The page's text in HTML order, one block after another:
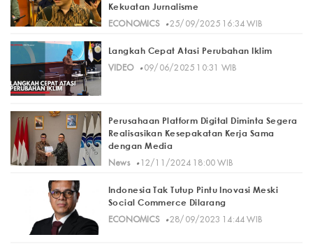
Kekuatan Jurnalisme
ECONOMICS· 25/09/2025 16:34 WIB
Langkah Cepat Atasi Perubahan Iklim
VIDEO· 09/06/2025 10:31 WIB
Perusahaan Platform Digital Diminta Segera
Realisasikan Kesepakatan Kerja Sama
dengan Media
News· 12/11/2024 18:00 WIB
Indonesia Tak Tutup Pintu Inovasi Meski
Social Commerce Dilarang
ECONOMICS· 28/09/2023 14:44 WIB